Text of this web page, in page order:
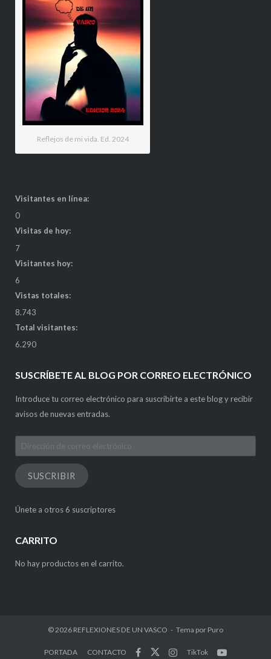
Reflejos de mi vida. Ed. 2024
Visitantes en línea:
0
Visitas de hoy:
7
Visitantes hoy:
6
Vistas totales:
8.743
Total visitantes:
6.290
SUSCRÍBETE AL BLOG POR CORREO ELECTRÓNICO
Introduce tu correo electrónico para suscribirte a este blog y recibir
avisos de nuevas entradas.
Dirección
de
correo
electrónico
SUSCRIBIR
Únete a otros 6 suscriptores
CARRITO
No hay productos en el carrito.
© 2026 REFLEXIONES DE UN VASCO Tema por Puro
PORTADA CONTACTO TikTok